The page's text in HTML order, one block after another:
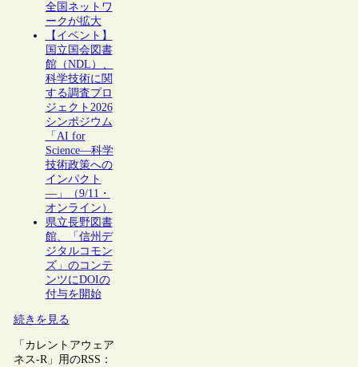
全国ネットワ
ークが拡大
【イベント】
国立国会図書
館（NDL）、
科学技術に関
する調査プロ
ジェクト2026
シンポジウム
「AI for
Science―科学
技術政策への
インパクト
―」（9/11・
オンライン）
県立長野図書
館、「信州デ
ジタルコモン
ズ」のコンテ
ンツにDOIの
付与を開始
続きを見る
「カレントアウェア
ネス-R」用のRSS：